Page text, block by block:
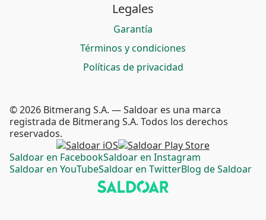
Legales
Garantía
Términos y condiciones
Políticas de privacidad
Saldoar en FacebookSaldoar en Instagram
Saldoar en YouTubeSaldoar en TwitterBlog de Saldoar
© 2026 Bitmerang S.A. — Saldoar es una marca
registrada de Bitmerang S.A. Todos los derechos
reservados.